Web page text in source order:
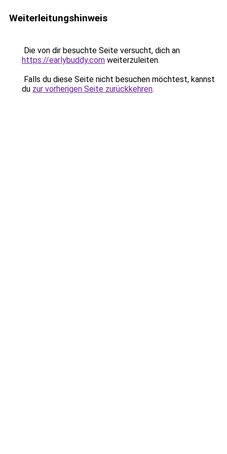
Weiterleitungshinweis
Die von dir besuchte Seite versucht, dich an
https://earlybuddy.com weiterzuleiten.
Falls du diese Seite nicht besuchen möchtest, kannst
du zur vorherigen Seite zurückkehren.